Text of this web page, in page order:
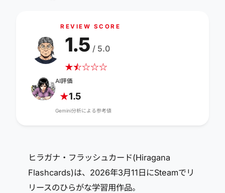
REVIEW SCORE
★☆
★☆☆☆
1.5 / 5.0
AI評価
★1.5
Gemini分析による参考値
ヒラガナ・フラッシュカード(Hiragana
Flashcards)は、2026年3月11日にSteamでリ
リースのひらがな学習用作品。